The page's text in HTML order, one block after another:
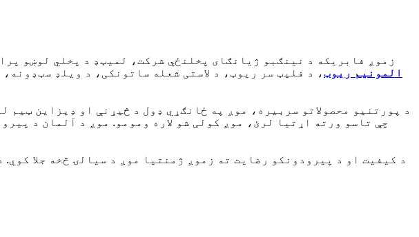
زموږ فابریکه د نینګبو ژیانګای پخلنځي شرکت، لمیټډ د پخلي لوښو
المونیم ریوټ، د فلیټ سر ریوټ، د لاستی شعله ساتونکی، د ویلډ
د پورتنیو محصولاتو سربیره، موږ په ځانګړي ډول د څیړنې او ډیزاین ټیم
چې تاسو ورته اړتیا لرئ، موږ کولی شو لاره ومومو. موږ د آلمان د
د کیفیت او د پیرودونکو رضایت ته زموږ ژمنتیا موږ د سیالۍ څخه جلا کوي.